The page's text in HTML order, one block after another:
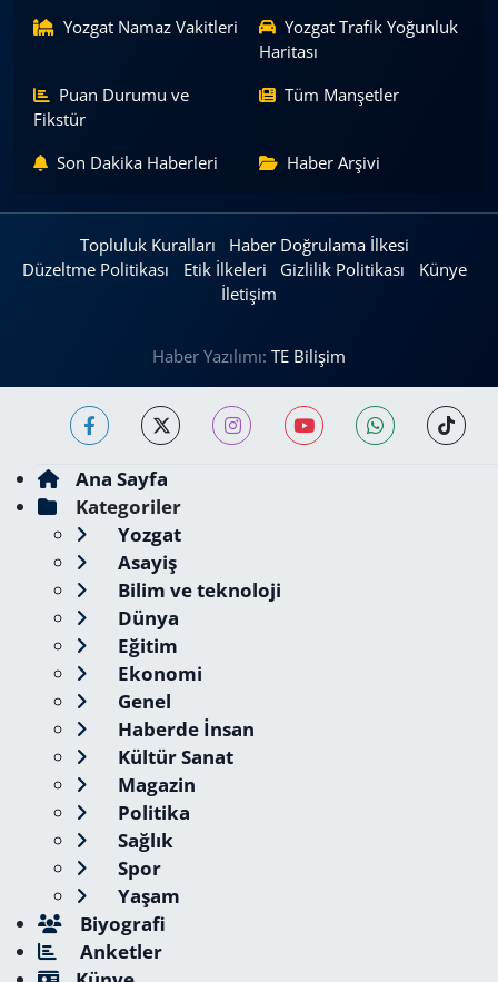
Yozgat Namaz Vakitleri
Yozgat Trafik Yoğunluk
Haritası
Puan Durumu ve
Fikstür
Tüm Manşetler
Son Dakika Haberleri Haber Arşivi
Topluluk Kuralları
Haber Doğrulama İlkesi
Düzeltme Politikası
Etik İlkeleri Gizlilik Politikası
Künye
İletişim
Haber Yazılımı: TE Bilişim
Ana Sayfa
Kategoriler
Yozgat
Asayiş
Bilim ve teknoloji
Dünya
Eğitim
Ekonomi
Genel
Haberde İnsan
Kültür Sanat
Magazin
Politika
Sağlık
Spor
Yaşam
Biyografi
Anketler